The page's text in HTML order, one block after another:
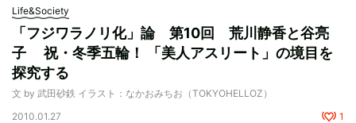
Life&Society
「フジワラノリ化」論 第10回 荒川静香と谷亮
子 祝・冬季五輪！ 「美人アスリート」の境目を
探究する
文 by 武田砂鉄 イラスト：なかおみちお（TOKYOHELLOZ）
2010.01.27
1